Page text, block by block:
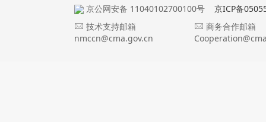
京公网安备 11040102700100号
京ICP备
技术支持邮箱
nmccn@cma.gov.cn
商务合作邮箱